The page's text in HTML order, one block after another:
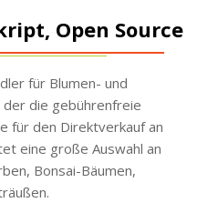
Open Source
für Blumen- und
der die gebührenfreie
für den Direktverkauf an
eine große Auswahl an
Bonsai-Bäumen,